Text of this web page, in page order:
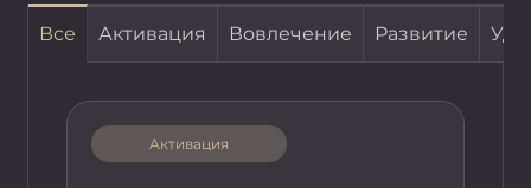
Все Активация Вовлечение Развитие
Активация